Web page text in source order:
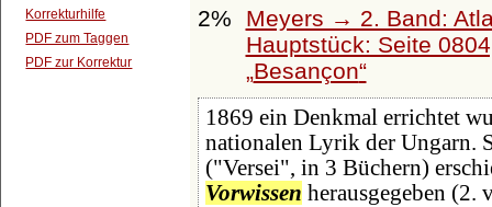
Korrekturhilfe
PDF zum Taggen
PDF zur Korrektur
2%
Meyers → 2. Band:
Hauptstück: Seite
Besançon
1869 ein Denkmal errichtet
nationalen Lyrik der Ungarn.
("Versei", in 3 Büchern)
Vorwissen herausgegeben (2.